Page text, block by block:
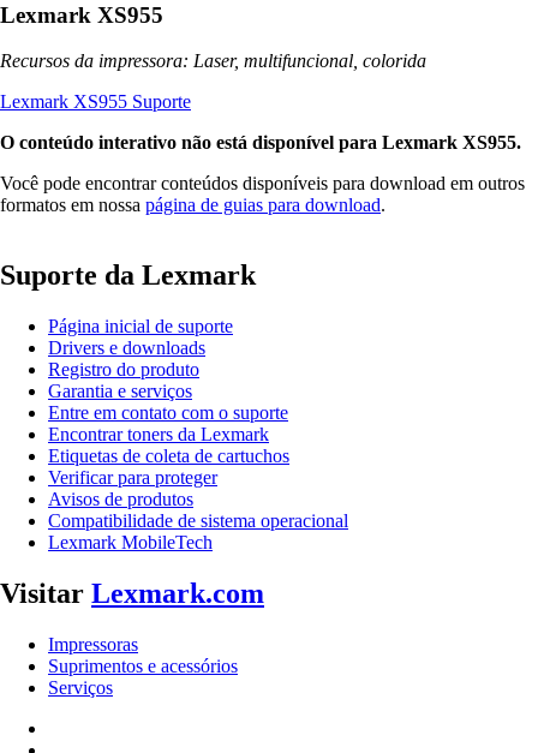
Lexmark XS955
Recursos da impressora: Laser, multifuncional, colorida
Lexmark XS955 Suporte
O conteúdo interativo não está disponível para Lexmark XS955.
Você pode encontrar conteúdos disponíveis para download em outros
formatos em nossa página de guias para download.
Suporte da Lexmark
Página inicial de suporte
Drivers e downloads
Registro do produto
Garantia e serviços
Entre em contato com o suporte
Encontrar toners da Lexmark
Etiquetas de coleta de cartuchos
Verificar para proteger
Avisos de produtos
Compatibilidade de sistema operacional
Lexmark MobileTech
Visitar Lexmark.com
Impressoras
Suprimentos e acessórios
Serviços